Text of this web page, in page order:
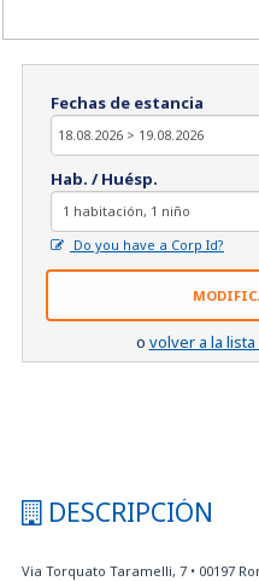
Fechas de estancia
Hab. / Huésp.
Do you have a Corp Id?
o volver a la
DESCRIPCIÓN
Via Torquato Taramelli, 7 • 00197